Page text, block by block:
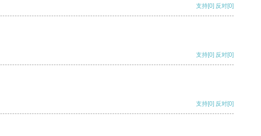
支持[0] 反对[0]
支持[0] 反对[0]
支持[0] 反对[0]